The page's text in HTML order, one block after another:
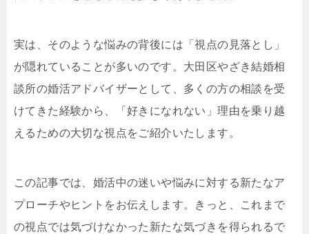
実は、そのような悩みの背後には「視点の見落とし」
が隠れていることが多いのです。大田区やざき結婚相
談所の婚活アドバイザーとして、多くの方の相談を受
けてきた経験から、「好きになれない」理由を乗り越
えるための大切な視点をご紹介いたします。
この記事では、婚活中の迷いや悩みに対する新たなア
プローチやヒントをお伝えします。きっと、これまで
の視点では気づけなかった新たな気づきを得られるで